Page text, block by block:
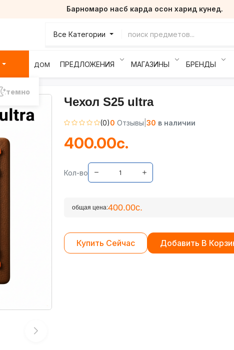
Барномаро насб карда осон харид кунед.
Все Категории
ДОМ ПРЕДЛОЖЕНИЯ МАГАЗИНЫ БРЕНДЫ
темно
Чехол S25 ultra
(0)0 Отзывы 30 в наличии
400.00с.
Кол-во
общая цена:400.00с.
Купить Сейчас Добавить В